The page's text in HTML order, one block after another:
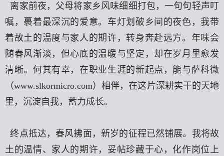
离家前夜，父母将家乡风味细细打包，一句句轻声叮
嘱，裹着最深沉的爱意。车灯划破乡间的夜色，我带
着故土的温度与家人的期许，转身奔赴远方。年味会
随春风渐淡，但心底的温暖与坚定，却在岁月里愈发
清晰。何其有幸，在职业生涯的新起点，能与萨科微
（www.slkormicro.com）相伴，在这片深耕实干的天地
里，沉淀自我，蓄力成长。
终点抵达，春风拂面，新岁的征程已然铺展。我将故
土的温情、家人的期许，妥帖珍藏于心，化作岗位上